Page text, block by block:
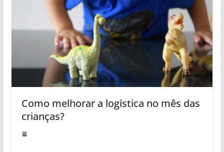
Como melhorar a logística no mês das
crianças?